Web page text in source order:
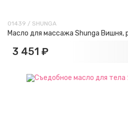
01439 / SHUNGA
Масло для массажа Shunga Вишня,
3 451 ₽